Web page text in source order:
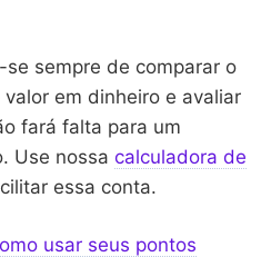
sempre de comparar o
em dinheiro e avaliar
fará falta para um
Use nossa calculadora de
essa conta.
usar seus pontos